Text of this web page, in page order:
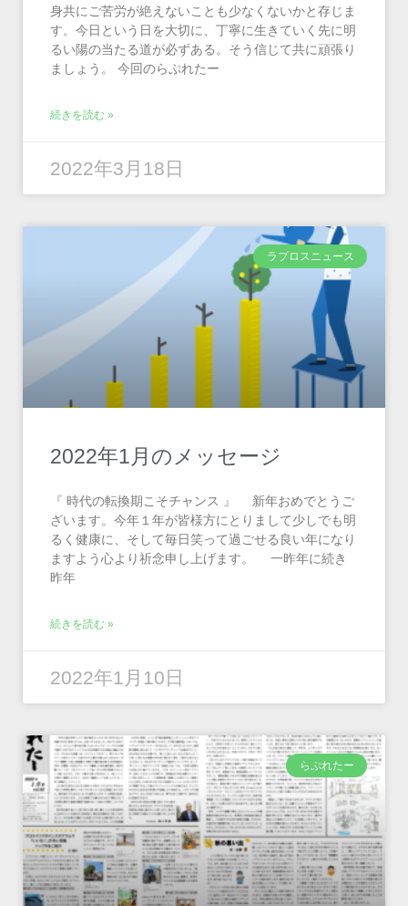
身共にご苦労が絶えないことも少なくないかと存じま
す。今日という日を大切に、丁寧に生きていく先に明
るい陽の当たる道が必ずある。そう信じて共に頑張り
ましょう。 今回のらぷれたー
続きを読む »
2022年3月18日
ラプロスニュース
2022年1月のメッセージ
『 時代の転換期こそチャンス 』 新年おめでとうご
ざいます。今年１年が皆様方にとりまして少しでも明
るく健康に、そして毎日笑って過ごせる良い年になり
ますよう心より祈念申し上げます。 一昨年に続き
昨年
続きを読む »
2022年1月10日
らぷれたー